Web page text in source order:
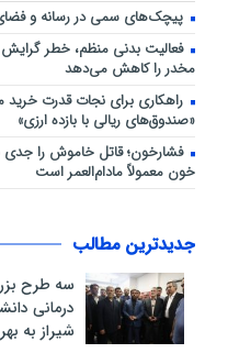
پیچک‌های سمی در رسانه و
فعالیت بدنی منظم، خطر گرایش
مخدر را کاهش می‌دهد
راهکاری برای نجات قدرت خرید
«صندوق‌های ریالی با بازده ارزی»
فشارخون؛ قاتل خاموش را جدی
خون معمولاً مادام‌العمر است
جدیدترین مطالب
سه طرح
درمانی
شیراز به